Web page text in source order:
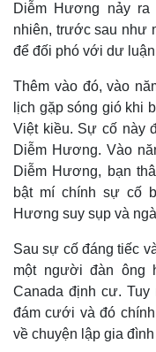
Diễm Hương nảy
nhiên, trước sau như
để đối phó với dư
Thêm vào đó, vào
lịch gặp sóng gió khi
Việt kiều. Sự cố này
Diễm Hương. Vào
Diễm Hương, bạn
bật mí chính sự cố
Hương suy sụp và
Sau sự cố đáng tiếc
một người đàn ông
Canada định cư.
đám cưới và đó
về chuyện lập gia